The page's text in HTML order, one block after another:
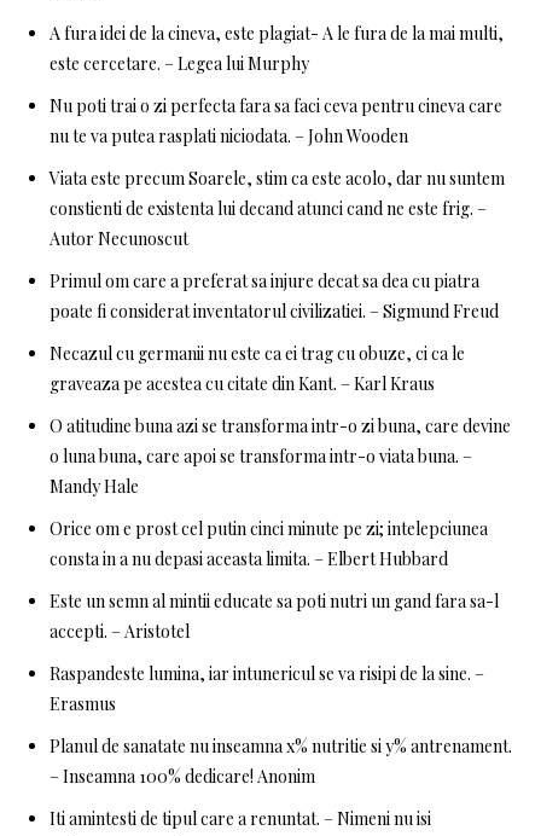
A fura idei de la cineva, este plagiat- A le fura de la mai multi,
este cercetare. – Legea lui Murphy
Nu poti trai o zi perfecta fara sa faci ceva pentru cineva care
nu te va putea rasplati niciodata. – John Wooden
Viata este precum Soarele, stim ca este acolo, dar nu suntem
constienti de existenta lui decand atunci cand ne este frig. –
Autor Necunoscut
Primul om care a preferat sa injure decat sa dea cu piatra
poate fi considerat inventatorul civilizatiei. – Sigmund Freud
Necazul cu germanii nu este ca ei trag cu obuze, ci ca le
graveaza pe acestea cu citate din Kant. – Karl Kraus
O atitudine buna azi se transforma intr-o zi buna, care devine
o luna buna, care apoi se transforma intr-o viata buna. –
Mandy Hale
Orice om e prost cel putin cinci minute pe zi; intelepciunea
consta in a nu depasi aceasta limita. – Elbert Hubbard
Este un semn al mintii educate sa poti nutri un gand fara sa-l
accepti. – Aristotel
Raspandeste lumina, iar intunericul se va risipi de la sine. –
Erasmus
Planul de sanatate nu inseamna x% nutritie si y% antrenament.
– Inseamna 100% dedicare! Anonim
Iti amintesti de tipul care a renuntat. – Nimeni nu isi